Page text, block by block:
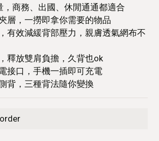
，商務、出國、休閒通通都適合
層，一撈即拿你需要的物品
有效減緩背部壓力，親膚透氣網布不
釋放雙肩負擔，久背也ok
接口，手機一插即可充電
背，三種背法隨你變換